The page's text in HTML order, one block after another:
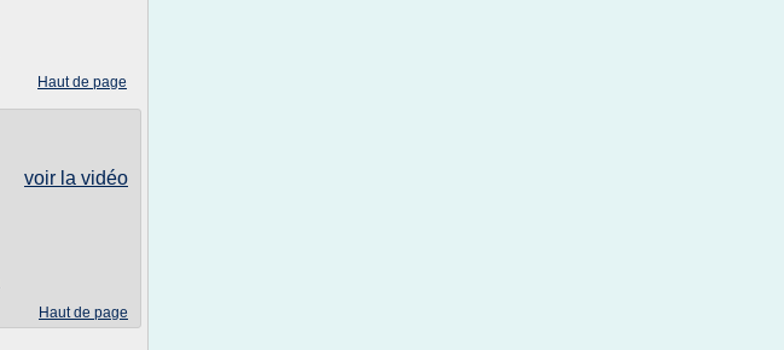
Haut de page
voir la vidéo
Haut de page